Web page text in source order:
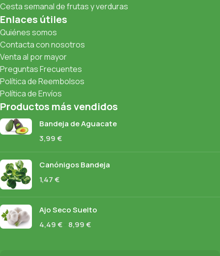
Cesta semanal de frutas y verduras
Enlaces útiles
Quiénes somos
Contacta con nosotros
Venta al por mayor
Preguntas Frecuentes
Política de Reembolsos
Política de Envíos
Productos más vendidos
Bandeja de Aguacate
3,99€
Canónigos Bandeja
1,47€
Ajo Seco Suelto
4,49€ 8,99€